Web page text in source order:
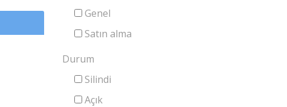
Genel
Satın alma
Durum
Silindi
Açık